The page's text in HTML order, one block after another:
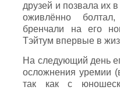
друзей и позвала их
оживлённо
бренчали на его
Тэйтум впервые в
На следующий день
осложнения уремии
так как с